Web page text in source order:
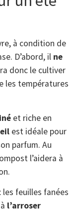
à condition de
D’abord, il ne
donc le cultiver
les températures
et riche en
est idéale pour
parfum. Au
l’aidera à
les feuilles fanées
l’arroser